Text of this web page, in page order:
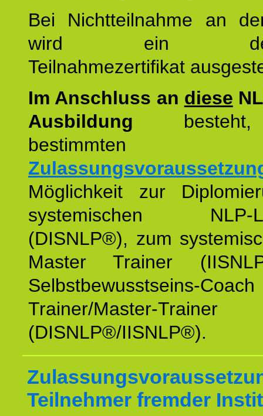
Bei Nichtteilnahme an
wird ein
Teilnahmezertifikat
Im Anschluss an diese
Ausbildung
bestimmten
Möglichkeit zur
systemischen NLP-
(DISNLP®), zum
Master Trainer
Selbstbewusstseins-
Trainer/Master-Trainer
(DISNLP®/IISNLP®).
Teilnehmer fremder